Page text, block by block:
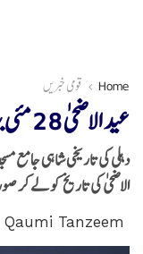
Home قومی خبریں
عید الاضحیٰ 28 مئی بروز جمعرات کو منائی جائے گی
دہلی کی تاریخی شاہی جامع
الاضحیٰ کی تاریخ کو لے کر
Qaumi Tanzeem